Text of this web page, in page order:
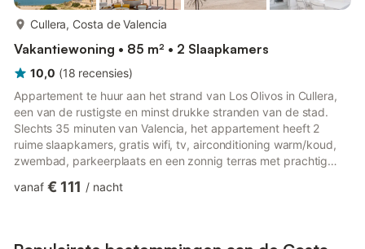
Cullera, Costa de Valencia
Vakantiewoning • 85 m² • 2 Slaapkamers
10,0 (18 recensies)
Appartement te huur aan het strand van Los Olivos in Cullera,
een van de rustigste en minst drukke stranden van de stad.
Slechts 35 minuten van Valencia, het appartement heeft 2
ruime slaapkamers, gratis wifi, tv, airconditioning warm/koud,
zwembad, parkeerplaats en een zonnig terras met prachtig
keuken met alles wat je nodig hebt om je thuis te voelen,
keramische kookplaat. Het appartement heeft een eigen
vanaf € 111 / nacht